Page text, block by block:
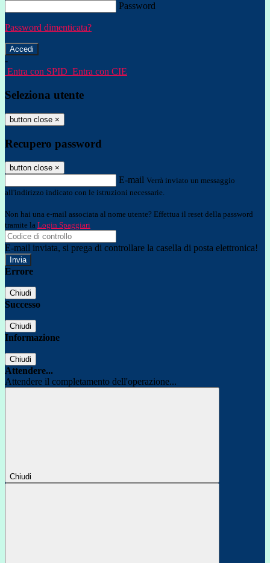
Password
Password dimenticata?
-
Entra con SPID Entra con CIE
Seleziona utente
button close ×
Recupero password
button close ×
E-mail Verrà inviato un messaggio
all'indirizzo indicato con le istruzioni necessarie.
Non hai una e-mail associata al nome utente? Effettua il reset della password
tramite la Login Spaggiari
E-mail inviata, si prega di controllare la casella di posta elettronica!
Errore
Chiudi
Successo
Chiudi
Informazione
Chiudi
Attendere...
Attendere il completamento dell'operazione...
Chiudi